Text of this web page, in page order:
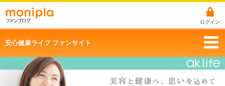
ログイン
安心健康ライフ ファンサイト